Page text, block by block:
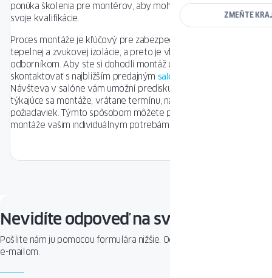
ZMEŇTE
ponúka školenia pre montérov, aby mohli neustále zvyšovať
svoje kvalifikácie.
Proces montáže je kľúčový pre zabezpečenie optimálnej
tepelnej a zvukovej izolácie, a preto je vhodné zveriť ho
odborníkom. Aby ste si dohodli montáž okien, mali by ste sa
skontaktovať s najbližším predajným salónom OKNOPLAST
Návšteva v salóne vám umožní prediskutovať všetky detaily
týkajúce sa montáže, vrátane termínu, nákladov a technických
požiadaviek. Týmto spôsobom môžete prispôsobiť proces
montáže vašim individuálnym potrebám a požiadavkám.
Nevidíte odpoveď na svoju otázku?
Pošlite nám ju pomocou formulára nižšie. Odpoveď od nás dostanete
e-mailom.